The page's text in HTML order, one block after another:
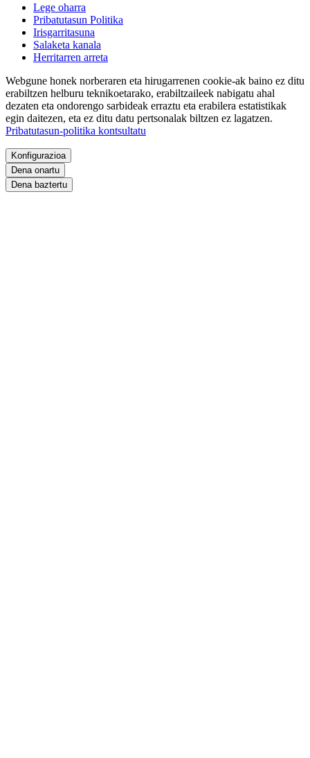
Lege oharra
Pribatutasun Politika
Irisgarritasuna
Salaketa kanala
Herritarren arreta
Webgune honek norberaren eta hirugarrenen cookie-ak baino ez ditu
erabiltzen helburu teknikoetarako, erabiltzaileek nabigatu ahal
dezaten eta ondorengo sarbideak erraztu eta erabilera estatistikak
egin daitezen, eta ez ditu datu pertsonalak biltzen ez lagatzen.
Pribatutasun-politika kontsultatu
Konfigurazioa
Dena onartu
Dena baztertu